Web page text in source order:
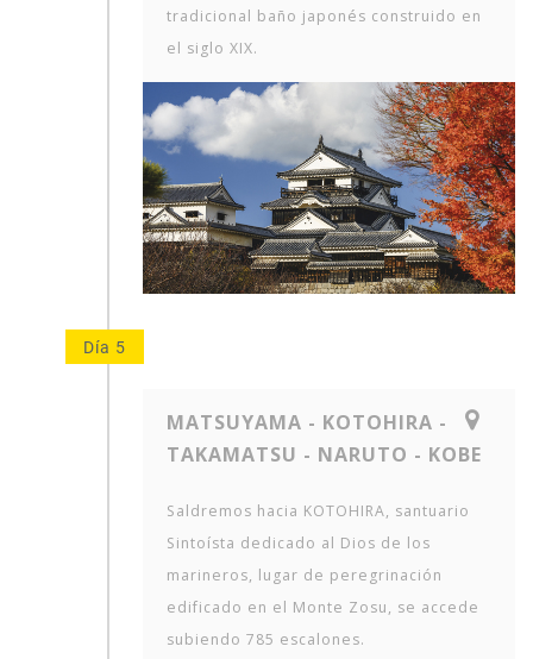
tradicional baño japonés construido en
el siglo XIX.
Día 5
MATSUYAMA - KOTOHIRA -
TAKAMATSU - NARUTO - KOBE
Saldremos hacia KOTOHIRA, santuario
Sintoísta dedicado al Dios de los
marineros, lugar de peregrinación
edificado en el Monte Zosu, se accede
subiendo 785 escalones.